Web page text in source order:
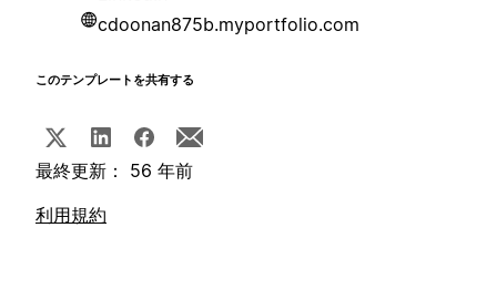
cdoonan875b.myportfolio.com
このテンプレートを共有する
最終更新： 56 年前
利用規約